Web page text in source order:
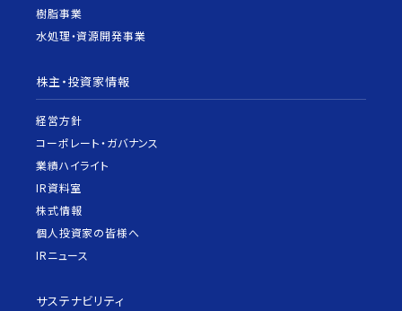
樹脂事業
水処理・資源開発事業
株主・投資家情報
経営方針
コーポレート・ガバナンス
業績ハイライト
IR資料室
株式情報
個人投資家の皆様へ
IRニュース
サステナビリティ